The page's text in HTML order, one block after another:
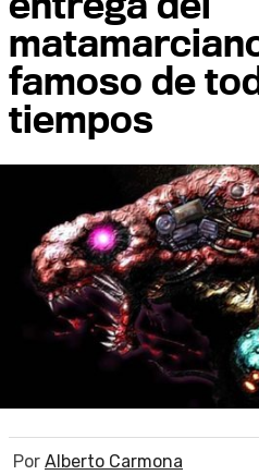
famoso de
tiempos
Por Alberto Carmona